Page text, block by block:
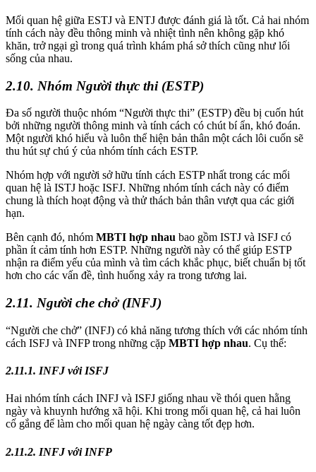
Mối quan hệ giữa ESTJ và ENTJ được đánh giá là tốt. Cả hai nhóm
tính cách này đều thông minh và nhiệt tình nên không gặp khó
khăn, trở ngại gì trong quá trình khám phá sở thích cũng như lối
sống của nhau.
2.10. Nhóm Người thực thi (ESTP)
Đa số người thuộc nhóm “Người thực thi” (ESTP) đều bị cuốn hút
bởi những người thông minh và tính cách có chút bí ẩn, khó đoán.
Một người khó hiểu và luôn thể hiện bản thân một cách lôi cuốn sẽ
thu hút sự chú ý của nhóm tính cách ESTP.
Nhóm hợp với người sở hữu tính cách ESTP nhất trong các mối
quan hệ là ISTJ hoặc ISFJ. Những nhóm tính cách này có điểm
chung là thích hoạt động và thử thách bản thân vượt qua các giới
hạn.
Bên cạnh đó, nhóm MBTI hợp nhau bao gồm ISTJ và ISFJ có
phần ít cảm tính hơn ESTP. Những người này có thể giúp ESTP
nhận ra điểm yếu của mình và tìm cách khắc phục, biết chuẩn bị tốt
hơn cho các vấn đề, tình huống xảy ra trong tương lai.
2.11. Người che chở (INFJ)
“Người che chở” (INFJ) có khả năng tương thích với các nhóm tính
cách ISFJ và INFP trong những cặp MBTI hợp nhau. Cụ thể:
2.11.1. INFJ với ISFJ
Hai nhóm tính cách INFJ và ISFJ giống nhau về thói quen hằng
ngày và khuynh hướng xã hội. Khi trong mối quan hệ, cả hai luôn
cố gắng để làm cho mối quan hệ ngày càng tốt đẹp hơn.
2.11.2. INFJ với INFP